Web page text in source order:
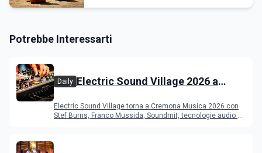
Potrebbe Interessarti
Daily Electric Sound Village 2026 a
Young Band Contest, il programma
Electric Sound Village torna a Cremona Musica 2026 con
Stef Burns, Franco Mussida, Soundmit, tecnologie audio e